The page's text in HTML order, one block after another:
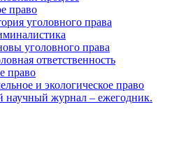
право
уголовного права
уголовного права
ответственность
право
и экологическое право
научный журнал – ежегодник.